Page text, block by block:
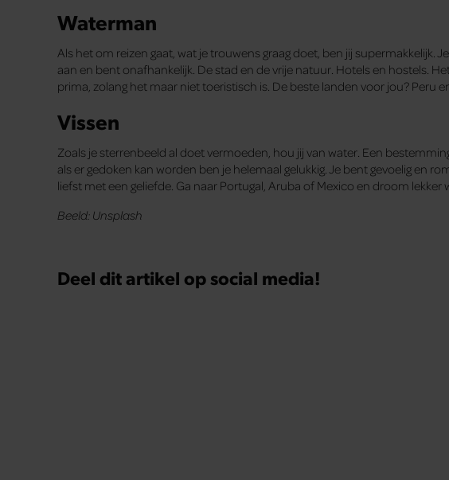
Waterman
Als het om reizen gaat, wat je trouwens graag doet, ben jij supermakkelijk.
aan en bent onafhankelijk. De stad en de vrije natuur. Hotels en hostels.
prima, zolang het maar niet toeristisch is. De beste landen voor jou? Peru
Vissen
Zoals je sterrenbeeld al doet vermoeden, hou jij van water. Een
als er gedoken kan worden ben je helemaal gelukkig. Je bent gevoelig en
liefst met een geliefde. Ga naar Portugal, Aruba of Mexico en droom lekker
Beeld: Unsplash
Deel dit artikel op social media!